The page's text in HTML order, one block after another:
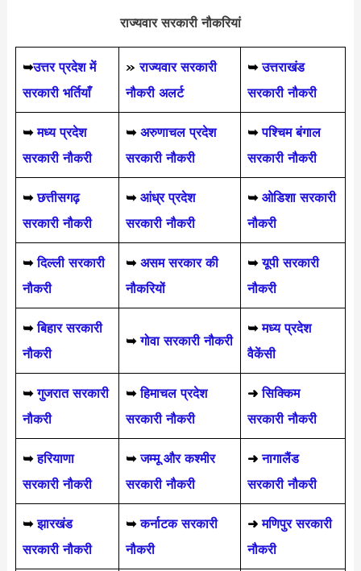
राज्यवार सरकारी नौकरियां
➥उत्तर प्रदेश में
सरकारी भर्तियाँ
»राज्यवार सरकारी
नौकरी अलर्ट
➥ उत्तराखंड
सरकारी नौकरी
➥ मध्य प्रदेश
सरकारी नौकरी
➥ अरुणाचल प्रदेश
सरकारी नौकरी
➥ पश्चिम बंगाल
सरकारी नौकरी
➥ छत्तीसगढ़
सरकारी नौकरी
➥ आंध्र प्रदेश
सरकारी नौकरी
➥ ओडिशा सरकारी
नौकरी
➥ दिल्ली सरकारी
नौकरी
➥ असम सरकार की
नौकरियों
➥ यूपी सरकारी
नौकरी
➥बिहार सरकारी
नौकरी
➥गोवा सरकारी नौकरी
➥ मध्य प्रदेश
वैकेंसी
➥ गुजरात सरकारी
नौकरी
➥हिमाचल प्रदेश
सरकारी नौकरी
➜ सिक्किम
सरकारी नौकरी
➥हरियाणा
सरकारी नौकरी
➥जम्मू और कश्मीर
सरकारी नौकरी
➜ नागालैंड
सरकारी नौकरी
➥ झारखंड
सरकारी नौकरी
➥ कर्नाटक सरकारी
नौकरी
➜ मणिपुर सरकारी
नौकरी